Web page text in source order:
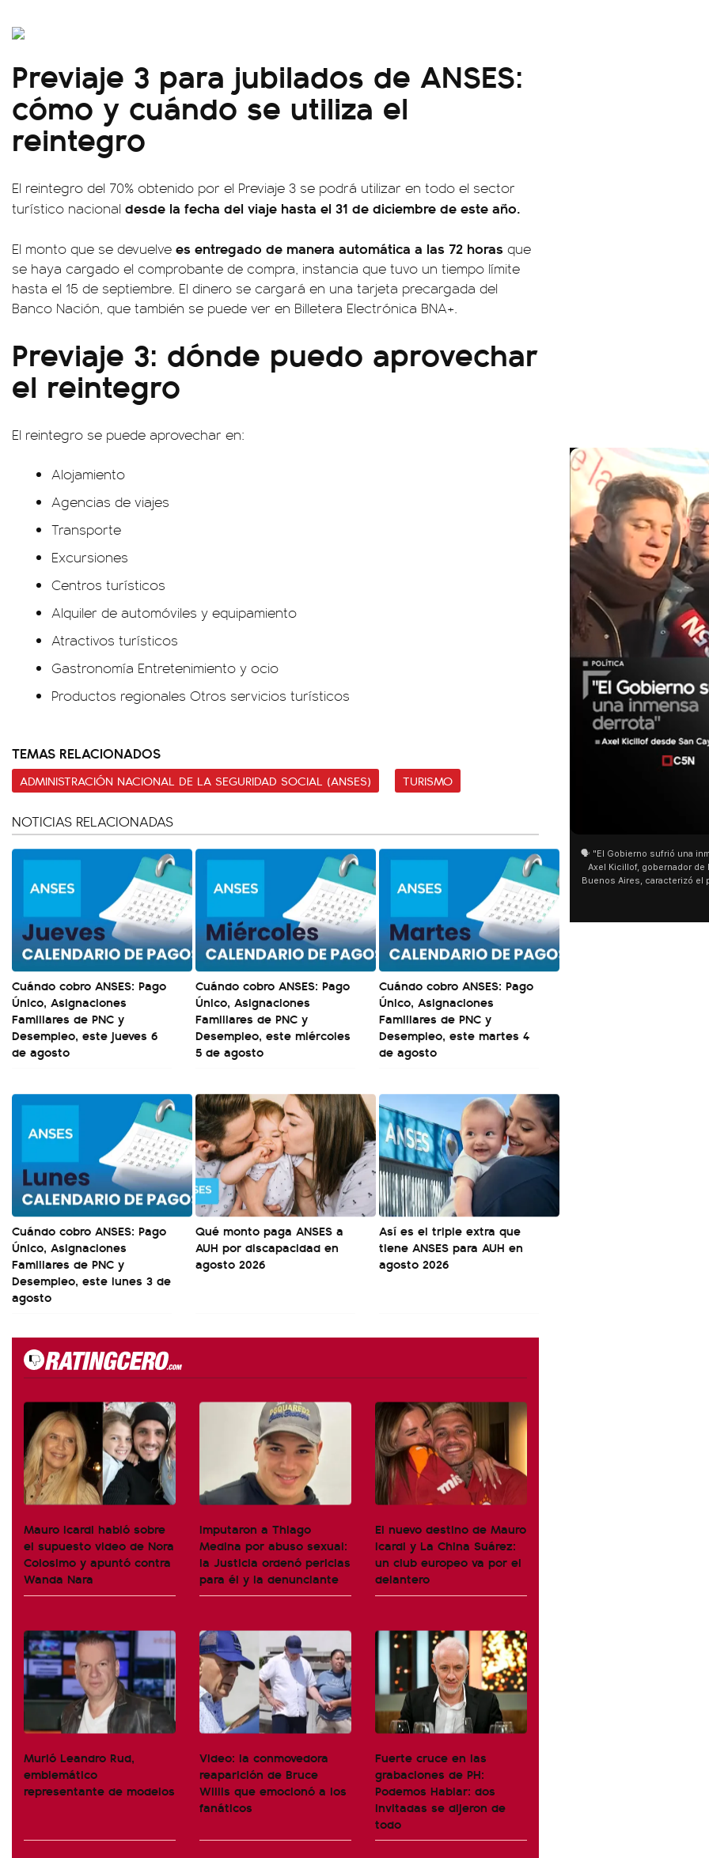
Previaje 3 para jubilados de ANSES:
cómo y cuándo se utiliza el
reintegro
El reintegro del 70% obtenido por el Previaje 3 se podrá utilizar en todo el sector
turístico nacional desde la fecha del viaje hasta el 31 de diciembre de este año.
El monto que se devuelve es entregado de manera automática a las 72 horas que
se haya cargado el comprobante de compra, instancia que tuvo un tiempo límite
hasta el 15 de septiembre. El dinero se cargará en una tarjeta precargada del
Banco Nación, que también se puede ver en Billetera Electrónica BNA+.
Previaje 3: dónde puedo aprovechar
el reintegro
El reintegro se puede aprovechar en:
Alojamiento
Agencias de viajes
Transporte
Excursiones
Centros turísticos
Alquiler de automóviles y equipamiento
Atractivos turísticos
Gastronomía Entretenimiento y ocio
Productos regionales Otros servicios turísticos
TEMAS RELACIONADOS
ADMINISTRACIÓN NACIONAL DE LA SEGURIDAD SOCIAL (ANSES) TURISMO
NOTICIAS RELACIONADAS
Cuándo cobro ANSES: Pago
Único, Asignaciones
Familiares de PNC y
Desempleo, este jueves 6
de agosto
Cuándo cobro ANSES: Pago
Único, Asignaciones
Familiares de PNC y
Desempleo, este miércoles
5 de agosto
Cuándo cobro ANSES: Pago
Único, Asignaciones
Familiares de PNC y
Desempleo, este martes 4
de agosto
Cuándo cobro ANSES: Pago
Único, Asignaciones
Familiares de PNC y
Desempleo, este lunes 3 de
agosto
Qué monto paga ANSES a
AUH por discapacidad en
agosto 2026
Así es el triple extra que
tiene ANSES para AUH en
agosto 2026
Mauro Icardi habló sobre
el supuesto video de Nora
Colosimo y apuntó contra
Wanda Nara
Imputaron a Thiago
Medina por abuso sexual:
la Justicia ordenó pericias
para él y la denunciante
El nuevo destino de Mauro
Icardi y La China Suárez:
un club europeo va por el
delantero
Murió Leandro Rud,
emblemático
representante de modelos
Video: la conmovedora
reaparición de Bruce
Willis que emocionó a los
fanáticos
Fuerte cruce en las
grabaciones de PH:
Podemos Hablar: dos
invitadas se dijeron de
todo
🗣️ "El Gobierno sufrió una inmensa derrota" 🎙️
Axel Kicillof, gobernador de la Provincia de
Buenos Aires, caracterizó el proyecto de Ley
de Inviolabilidad de la Propiedad Privada
como "una lista sábana con temas nefastos"
y destacó "la movilización popular". 📌 La
declaración fue desde el santuario de San
Cayetano, donde también advirtió que "la
sociedad no solo sufre porque no llega sino
que también está endeudada".
San Cayetano: Jorge García
miles de peregrinos en
de Buenos Aires destacó la
agua y soportó las bajas
últimos días: "Son dificultades